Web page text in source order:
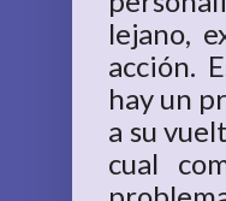
lejano,
acción.
hay un
a su
cual